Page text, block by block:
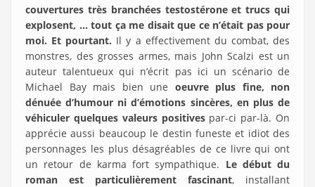
couvertures très branchées testostérone et trucs qui
explosent, … tout ça me disait que ce n’était pas pour
moi. Et pourtant. Il y a effectivement du combat, des
monstres, des grosses armes, mais John Scalzi est un
auteur talentueux qui n’écrit pas ici un scénario de
Michael Bay mais bien une oeuvre plus fine, non
dénuée d’humour ni d’émotions sincères, en plus de
véhiculer quelques valeurs positivespar-ci par-là. On
apprécie aussi beaucoup le destin funeste et idiot des
personnages les plus désagréables de ce livre qui ont
un retour de karma fort sympathique. Le début du
roman est particulièrement fascinant, installant